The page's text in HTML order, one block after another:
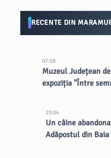
RECENTE DIN
07:58
Muzeul Județean
expoziția "Între
23:04
Un câine
Adăpostul din Baia